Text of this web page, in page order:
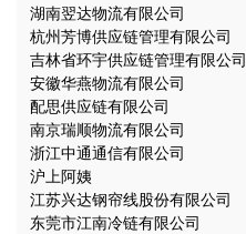
湖南翌达物流有限公司
杭州芳博供应链管理有限公司
吉林省环宇供应链管理有限公司
安徽华燕物流有限公司
配思供应链有限公司
南京瑞顺物流有限公司
浙江中通通信有限公司
沪上阿姨
江苏兴达钢帘线股份有限公司
东莞市江南冷链有限公司